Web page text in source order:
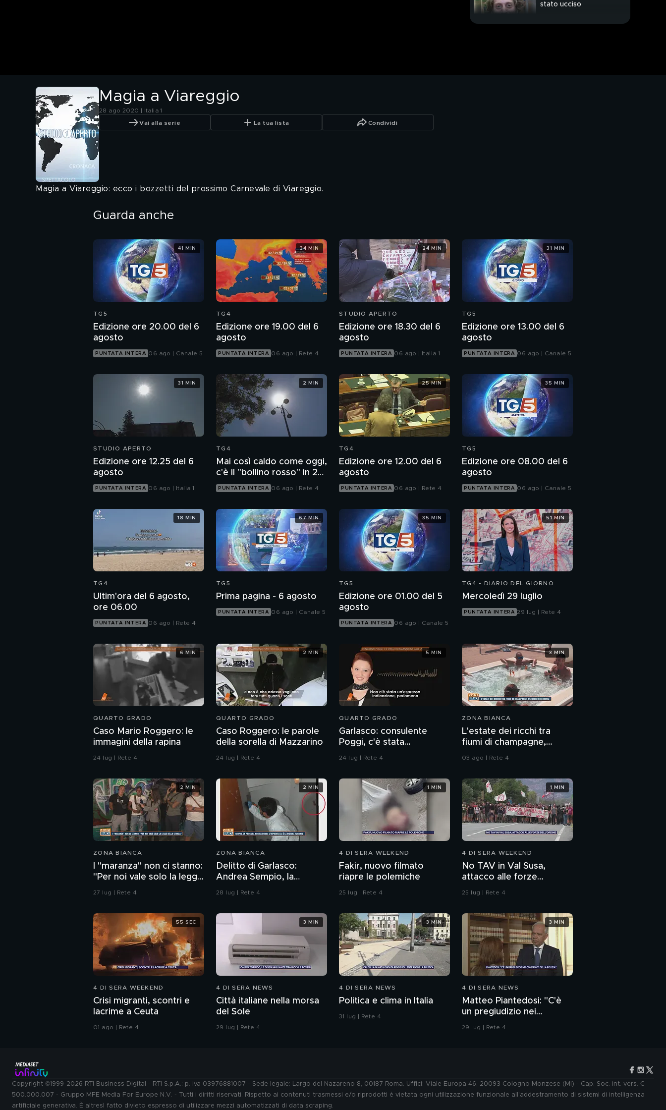
stato ucciso
Magia a Viareggio
28 ago 2020 | Italia 1
Vai alla serie La tua lista Condividi
Magia a Viareggio: ecco i bozzetti del prossimo Carnevale di Viareggio.
Guarda anche
TG5
Edizione ore 20.00 del 6
agosto
PUNTATA INTERA 06 ago | Canale 5
41 MIN
TG4
Edizione ore 19.00 del 6
agosto
PUNTATA INTERA 06 ago | Rete 4
34 MIN
STUDIO APERTO
Edizione ore 18.30 del 6
agosto
PUNTATA INTERA 06 ago | Italia 1
24 MIN
TG5
Edizione ore 13.00 del 6
agosto
PUNTATA INTERA 06 ago | Canale 5
31 MIN
STUDIO APERTO
Edizione ore 12.25 del 6
agosto
PUNTATA INTERA 06 ago | Italia 1
31 MIN
TG4
Mai così caldo come oggi,
c'è il "bollino rosso" in 27
città
PUNTATA INTERA 06 ago | Rete 4
2 MIN
TG4
Edizione ore 12.00 del 6
agosto
PUNTATA INTERA 06 ago | Rete 4
25 MIN
TG5
Edizione ore 08.00 del 6
agosto
PUNTATA INTERA 06 ago | Canale 5
35 MIN
TG4
Ultim'ora del 6 agosto,
ore 06.00
PUNTATA INTERA 06 ago | Rete 4
18 MIN
TG5
Prima pagina - 6 agosto
PUNTATA INTERA 06 ago | Canale 5
67 MIN
TG5
Edizione ore 01.00 del 5
agosto
PUNTATA INTERA 06 ago | Canale 5
35 MIN
TG4 - DIARIO DEL GIORNO
Mercoledì 29 luglio
PUNTATA INTERA 29 lug | Rete 4
51 MIN
QUARTO GRADO
Caso Mario Roggero: le
immagini della rapina
24 lug | Rete 4
6 MIN
QUARTO GRADO
Caso Roggero: le parole
della sorella di Mazzarino
24 lug | Rete 4
2 MIN
QUARTO GRADO
Garlasco: consulente
Poggi, c'è stata
contaminazione sulle
24 lug | Rete 4
5 MIN
ZONA BIANCA
L'estate dei ricchi tra
fiumi di champagne,
ostriche ed eccessi
03 ago | Rete 4
3 MIN
ZONA BIANCA
I "maranza" non ci stanno:
"Per noi vale solo la legge
della strada"
27 lug | Rete 4
2 MIN
ZONA BIANCA
Delitto di Garlasco:
Andrea Sempio, la
Procura di Pavia non ha
28 lug | Rete 4
2 MIN
4 DI SERA WEEKEND
Fakir, nuovo filmato
riapre le polemiche
25 lug | Rete 4
1 MIN
4 DI SERA WEEKEND
No TAV in Val Susa,
attacco alle forze
dell'ordine
25 lug | Rete 4
1 MIN
4 DI SERA WEEKEND
Crisi migranti, scontri e
lacrime a Ceuta
01 ago | Rete 4
55 SEC
4 DI SERA NEWS
Città italiane nella morsa
del Sole
29 lug | Rete 4
3 MIN
4 DI SERA NEWS
Politica e clima in Italia
31 lug | Rete 4
3 MIN
4 DI SERA NEWS
Matteo Piantedosi: "C'è
un pregiudizio nei
confronti della polizia"
29 lug | Rete 4
3 MIN
Copyright ©1999-2026 RTI Business Digital - RTI S.p.A.: p. iva 03976881007 - Sede legale: Largo del Nazareno 8, 00187 Roma. Uffici: Viale Europa 46, 20093 Cologno Monzese (MI) - Cap. Soc. int. vers. €
500.000.007 - Gruppo MFE Media For Europe N.V. - Tutti i diritti riservati. Rispetto ai contenuti trasmessi e/o riprodotti è vietata ogni utilizzazione funzionale all'addestramento di sistemi di intelligenza
artificiale generativa. È altresì fatto divieto espresso di utilizzare mezzi automatizzati di data scraping.